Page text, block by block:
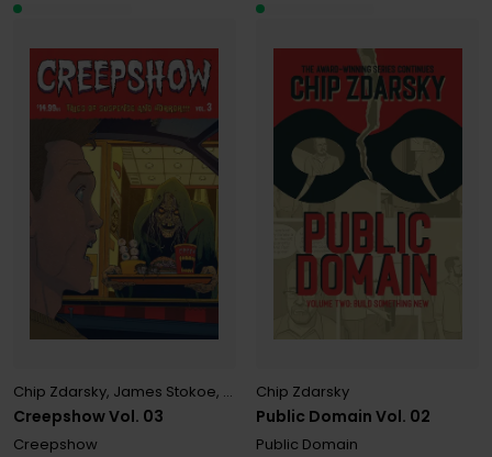
Creepshow Vol. 03
Chip Zdarsky, James Stokoe, John Ridley,Jorge Fornés
Creepshow
Public Domain Vol. 02
Chip Zdarsky
Public Domain